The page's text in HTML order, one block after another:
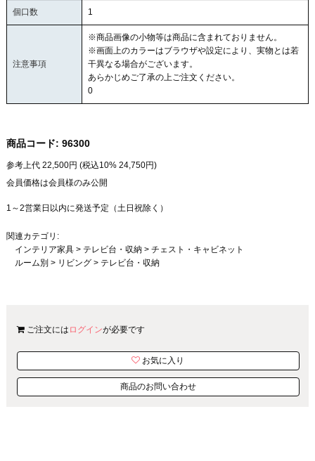
個口数 1
注意事項
※商品画像の小物等は商品に含まれておりません。
※画面上のカラーはブラウザや設定により、実物とは若
干異なる場合がございます。
あらかじめご了承の上ご注文ください。
0
商品コード: 96300
参考上代 22,500円 (税込10% 24,750円)
会員価格は会員様のみ公開
1～2営業日以内に発送予定（土日祝除く）
関連カテゴリ:
インテリア家具> テレビ台・収納> チェスト・キャビネット
ルーム別 > リビング> テレビ台・収納
ご注文には ログインが必要です
お気に入り
商品のお問い合わせ